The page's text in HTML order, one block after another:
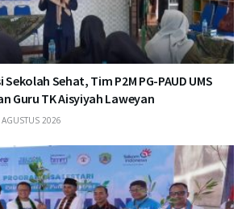
Sehat, Tim P2M PG-PAUD UMS
Guru TK Aisyiyah Laweyan
2026